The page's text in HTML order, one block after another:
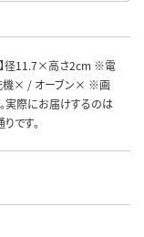
】径11.7×高さ2cm ※電
機× / オーブン× ※画
実際にお届けするのは
です。